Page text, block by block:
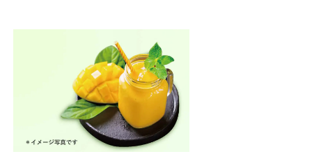
エネルギー 64kcal
タンパク質 0.6g
脂質 0.1g
注意事項